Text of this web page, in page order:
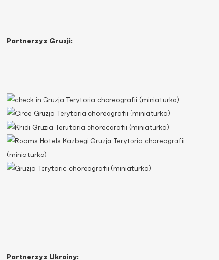
Partnerzy z Gruzji:
Partnerzy z Ukrainy: